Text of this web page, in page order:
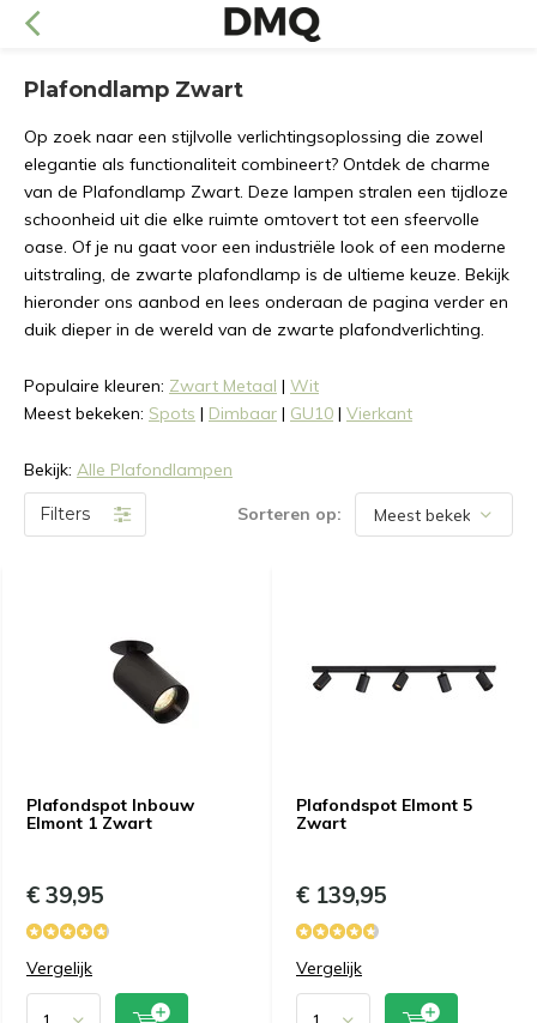
Plafondlamp Zwart
Op zoek naar een stijlvolle verlichtingsoplossing die zowel
elegantie als functionaliteit combineert? Ontdek de charme
van de Plafondlamp Zwart. Deze lampen stralen een tijdloze
schoonheid uit die elke ruimte omtovert tot een sfeervolle
oase. Of je nu gaat voor een industriële look of een moderne
uitstraling, de zwarte plafondlamp is de ultieme keuze. Bekijk
hieronder ons aanbod en lees onderaan de pagina verder en
duik dieper in de wereld van de zwarte plafondverlichting.
Populaire kleuren: Zwart Metaal | Wit
Meest bekeken: Spots | Dimbaar | GU10 | Vierkant
Bekijk: Alle Plafondlampen
Filters Sorteren op:
Plafondspot Inbouw
Elmont 1 Zwart
€ 39,95
Vergelijk
Plafondspot Elmont 5
Zwart
€ 139,95
Vergelijk